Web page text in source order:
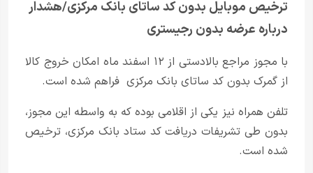
ترخیص موبایل بدون کد ساتای بانک مرکزی/هشدار
درباره عرضه بدون رجیستری
با مجوز مراجع بالادستی از ۱۲ اسفند ماه امکان خروج کالا
از گمرک بدون کد ساتای بانک مرکزی فراهم شده است.
تلفن همراه نیز یکی از اقلامی بوده که به واسطه این مجوز،
بدون طی تشریفات دریافت کد ستاد بانک مرکزی، ترخیص
شده است.